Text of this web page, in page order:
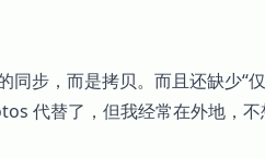
步，而是拷贝。而且还缺少“仅
代替了，但我经常在外地，不